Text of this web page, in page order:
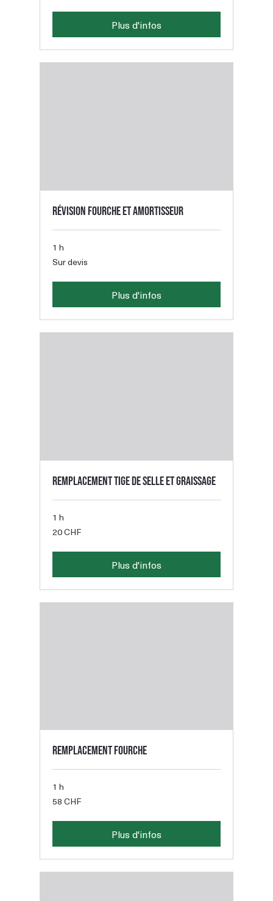
Plus d'infos
Révision fourche et amortisseur
1 h
Sur
devis
Sur devis
Plus d'infos
Remplacement tige de selle et graissage
1 h
francs
20 CHF
Plus d'infos
Remplacement fourche
1 h
58
francs
58 CHF
Plus d'infos